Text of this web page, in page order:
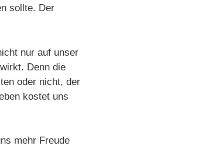
sollte. Der
nur auf unser
Denn die
oder nicht, der
kostet uns
mehr Freude